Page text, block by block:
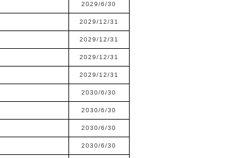
2029/6/30
2029/12/31
2029/12/31
2029/12/31
2029/12/31
2030/6/30
2030/6/30
2030/6/30
2030/6/30